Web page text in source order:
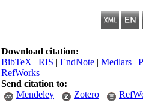
Download citation:
BibTeX|RIS|EndNote|Medlars
RefWorks
Send citation to:
Mendeley
Zotero